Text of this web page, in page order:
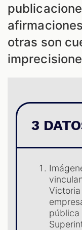
otras son
3
pública